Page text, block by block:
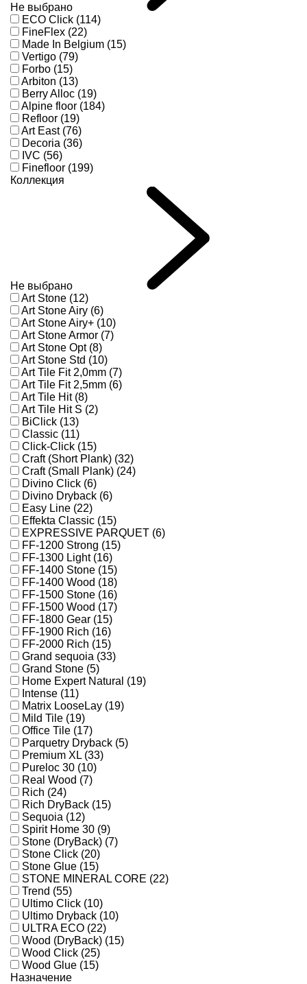
Не выбрано
ECO Click (114)
FineFlex (22)
Made In Belgium (15)
Vertigo (79)
Forbo (15)
Arbiton (13)
Berry Alloc (19)
Alpine floor (184)
Refloor (19)
Art East (76)
Decoria (36)
IVC (56)
Finefloor (199)
Коллекция
Не выбрано
Art Stone (12)
Art Stone Airy (6)
Art Stone Airy+ (10)
Art Stone Armor (7)
Art Stone Opt (8)
Art Stone Std (10)
Art Tile Fit 2,0mm (7)
Art Tile Fit 2,5mm (6)
Art Tile Hit (8)
Art Tile Hit S (2)
BiClick (13)
Classic (11)
Click-Click (15)
Craft (Short Plank) (32)
Craft (Small Plank) (24)
Divino Click (6)
Divino Dryback (6)
Easy Line (22)
Effekta Classic (15)
EXPRESSIVE PARQUET (6)
FF-1200 Strong (15)
FF-1300 Light (16)
FF-1400 Stone (15)
FF-1400 Wood (18)
FF-1500 Stone (16)
FF-1500 Wood (17)
FF-1800 Gear (15)
FF-1900 Rich (16)
FF-2000 Rich (15)
Grand sequoia (33)
Grand Stone (5)
Home Expert Natural (19)
Intense (11)
Matrix LooseLay (19)
Mild Tile (19)
Office Tile (17)
Parquetry Dryback (5)
Premium XL (33)
Pureloc 30 (10)
Real Wood (7)
Rich (24)
Rich DryBack (15)
Sequoia (12)
Spirit Home 30 (9)
Stone (DryBack) (7)
Stone Click (20)
Stone Glue (15)
STONE MINERAL CORE (22)
Trend (55)
Ultimo Click (10)
Ultimo Dryback (10)
ULTRA ECO (22)
Wood (DryBack) (15)
Wood Click (25)
Wood Glue (15)
Назначение